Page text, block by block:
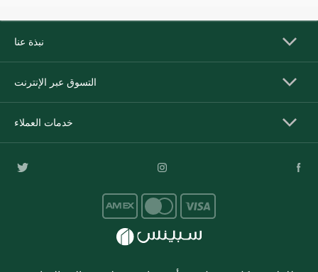
نبذة عنا
التسوق عبر الإنترنت
خدمات العملاء